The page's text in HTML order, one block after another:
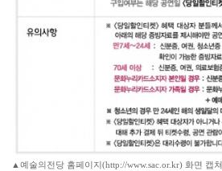
▲예술의전당 홈페이지(http://www.sac.or.kr) 화면 캡쳐